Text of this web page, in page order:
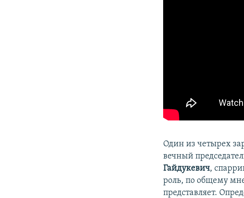
Один из четырех
вечный
Гайдукевич,
роль, по общему
представляет.